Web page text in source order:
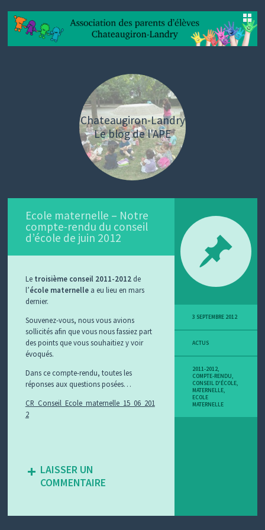
Chateaugiron-Landry
Le blog de l'APE
SKIP
Ecole maternelle – Notre
compte-rendu du conseil
d’école de juin 2012
Le troisième conseil 2011-2012de
l’école maternellea eu lieu en mars
dernier.
Souvenez-vous, nous vous avions
sollicités afin que vous nous fassiez part
des points que vous souhaitiez y voir
évoqués.
Dans ce compte-rendu, toutes les
réponses aux questions posées…
CR_Conseil_Ecole_maternelle_15_06_201
2
LAISSER UN
COMMENTAIRE
3 SEPTEMBRE 2012
ACTUS
2011-2012,
COMPTE-RENDU,
CONSEIL D'ÉCOLE,
MATERNELLE,
ECOLE
MATERNELLE